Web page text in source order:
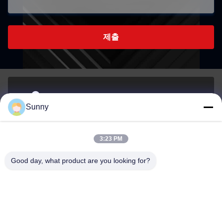
제출
주소
이메일
sunny.xu@woolsche.com
Sunny
3:23 PM
Good day, what product are you looking for?